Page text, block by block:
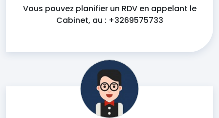
Vous pouvez planifier un RDV en appelant le
Cabinet, au : +3269575733